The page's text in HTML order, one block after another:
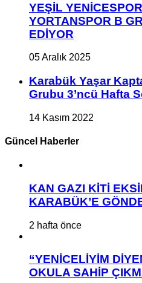
YEŞİL
YORTANSPOR B
EDİYOR
05 Aralık 2025
Karabük Yaşar
Grubu 3’ncü Hafta
14 Kasım 2022
Güncel Haberler
KAN GAZI KİTİ
KARABÜK’E
2 hafta önce
“YENİCELİYİM
OKULA SAHİP